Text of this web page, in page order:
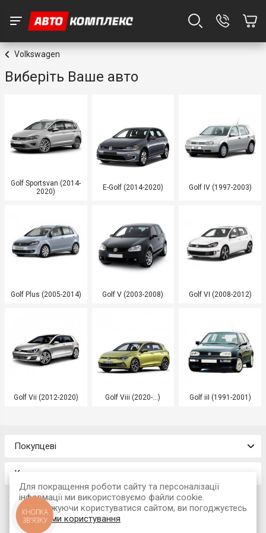
Volkswagen
Виберіть Ваше авто
Golf Sportsvan (2014-
2020)
E-Golf (2014-2020) Golf IV (1997-2003)
Golf Plus (2005-2014) Golf V (2003-2008) Golf VI (2008-2012)
Golf Vii (2012-2020) Golf Viii (2020-...) Golf iiI (1991-2001)
Покупцеві
Контакти
Для покращення роботи сайту та персоналізації
інформації ми використовуємо файли cookie.
Продовжуючи користуватися сайтом, ви погоджуєтесь
зумовами користування
КНОПКА
ЗВ'ЯЗКУ